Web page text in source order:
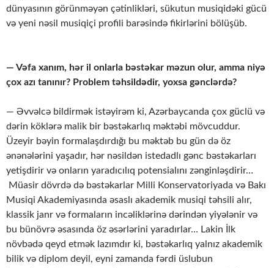
dünyasının görünməyən çətinlikləri, sükutun musiqidəki gücü
və yeni nəsil musiqiçi profili barəsində fikirlərini bölüşüb.
— Vəfa xanım, hər il onlarla bəstəkar məzun olur, amma niyə
çox azı tanınır? Problem təhsildədir, yoxsa gənclərdə?
— Əvvəlcə bildirmək istəyirəm ki, Azərbaycanda çox güclü və
dərin köklərə malik bir bəstəkarlıq məktəbi mövcuddur.
Üzeyir bəyin formalaşdırdığı bu məktəb bu gün də öz
ənənələrini yaşadır, hər nəsildən istedadlı gənc bəstəkarları
yetişdirir və onların yaradıcılıq potensialını zənginləşdirir…
Müasir dövrdə də bəstəkarlar Milli Konservatoriyada və Bakı
Musiqi Akademiyasında əsaslı akademik musiqi təhsili alır,
klassik janr və formaların incəliklərinə dərindən yiyələnir və
bu bünövrə əsasında öz əsərlərini yaradırlar… Lakin İlk
növbədə qeyd etmək lazımdır ki, bəstəkarlıq yalnız akademik
bilik və diplom deyil, eyni zamanda fərdi üslubun